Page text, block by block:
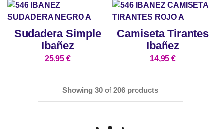
Sudadera Simple
Ibañez
25,95 €
Camiseta Tirantes
Ibañez
14,95 €
Showing 30 of 206 products